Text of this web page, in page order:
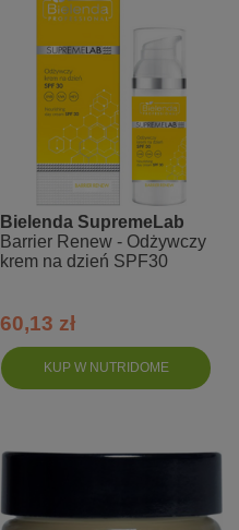
KUP W NUTRIDOME
Bielenda SupremeLab
Barrier Renew - Odżywczy
krem na dzień SPF30
60,13 zł